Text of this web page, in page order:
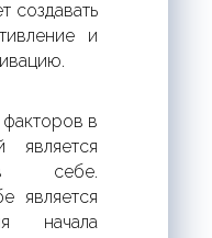
создавать
и
в
является
в себе.
является
начала